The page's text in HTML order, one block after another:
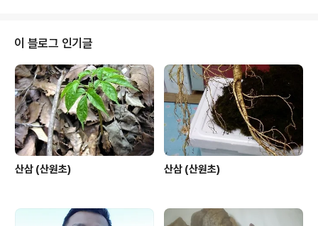
이 블로그 인기글
산삼 (산원초) 산삼 (산원초)